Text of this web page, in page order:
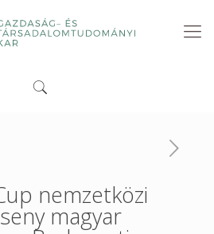
nemzetközi
magyar